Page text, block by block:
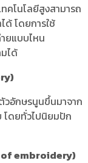
คโนโลยีสูงสามารถ
โดยการใช้
ยแบบไหน
ได้
วอักษรนูนขึ้นมาจาก
โดยทั่วไปนิยมปัก
embroidery)